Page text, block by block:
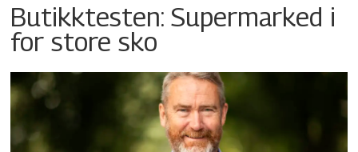
Butikktesten: Supermarked i
for store sko